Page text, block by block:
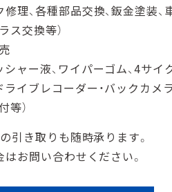
修理、各種部品交換、鈑⾦塗装
ス交換等）
シャー液、ワイパーゴム、4サ
ライブレコーダー・バックカメ
等）
引き取りも随時承ります。
お問い合わせください。